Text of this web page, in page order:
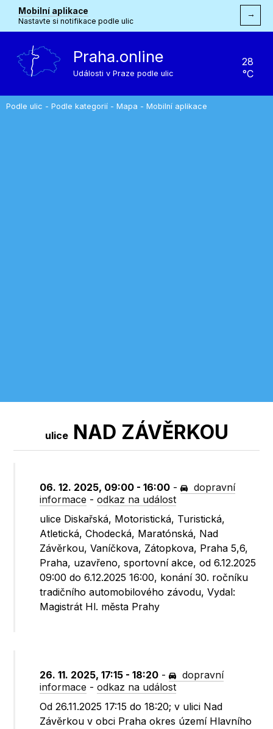
Mobilní aplikace
Nastavte si notifikace podle ulic
→
Praha.online
Události v Praze podle ulic
28
°C
Podle ulic - Podle kategorií - Mapa - Mobilní aplikace
uliceNAD ZÁVĚRKOU
06. 12. 2025, 09:00 - 16:00 -
dopravní
informace -odkaz na událost
ulice Diskařská, Motoristická, Turistická,
Atletická, Chodecká, Maratónská, Nad
Závěrkou, Vaníčkova, Zátopkova, Praha 5,6,
Praha, uzavřeno, sportovní akce, od 6.12.2025
09:00 do 6.12.2025 16:00, konání 30. ročníku
tradičního automobilového závodu, Vydal:
Magistrát Hl. města Prahy
26. 11. 2025, 17:15 - 18:20 -
dopravní
informace -odkaz na událost
Od 26.11.2025 17:15 do 18:20; v ulici Nad
Závěrkou v obci Praha okres území Hlavního